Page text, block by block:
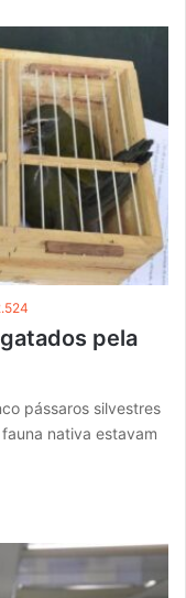
pela
pássaros silvestres
nativa estavam